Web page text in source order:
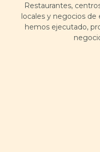
Restaurantes,
locales y negocios de
hemos ejecutado,